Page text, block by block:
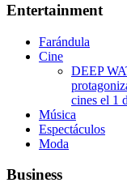
Entertainment
Farándula
Cine
DEEP
cines el 1
Música
Espectáculos
Moda
Business